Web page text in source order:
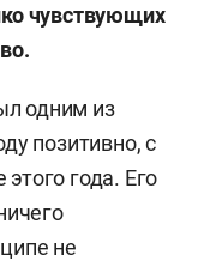
чувствующих
одним из
позитивно, с
года. Его
не